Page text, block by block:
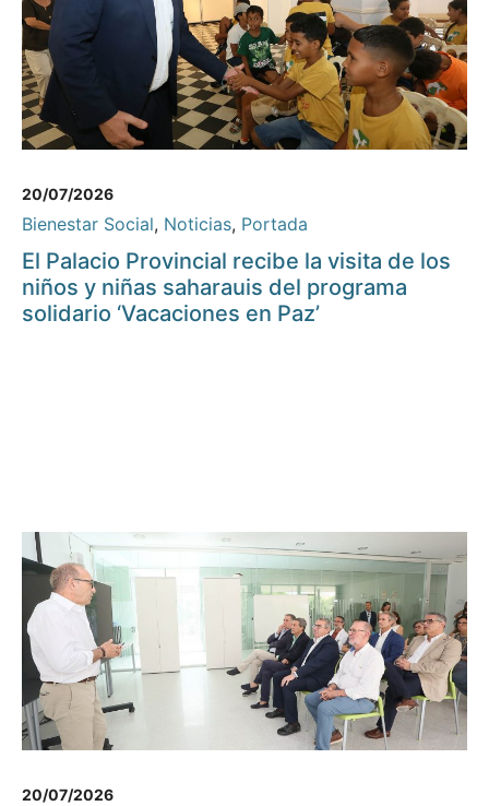
20/07/2026
Bienestar Social, Noticias, Portada
El Palacio Provincial recibe la visita de los
niños y niñas saharauis del programa
solidario ‘Vacaciones en Paz’
20/07/2026